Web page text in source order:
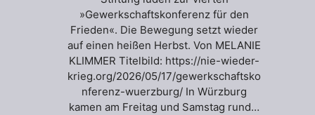
»Gewerkschaftskonferenz für den
Frieden«. Die Bewegung setzt wieder
auf einen heißen Herbst. Von MELANIE
KLIMMER Titelbild: https://nie-wieder-
krieg.org/2026/05/17/gewerkschaftsko
nferenz-wuerzburg/ In Würzburg
kamen am Freitag und Samstag rund…